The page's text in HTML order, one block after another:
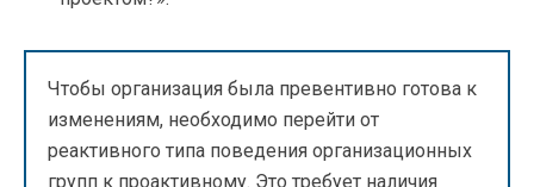
Чтобы организация была превентивно готова к
изменениям, необходимо перейти от
реактивного типа поведения организационных
групп к проактивному. Это требует наличия